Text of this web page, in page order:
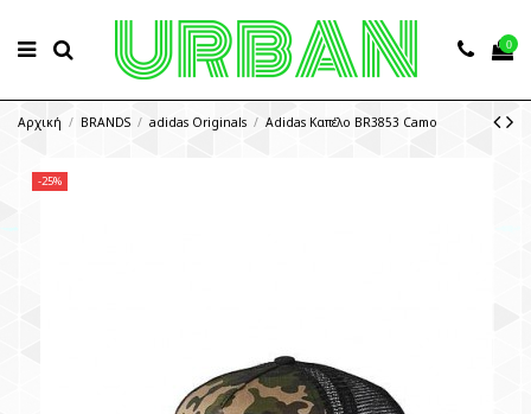
0
Αρχική BRANDS adidas Originals Adidas Καπέλο BR3853 Camo
-25%